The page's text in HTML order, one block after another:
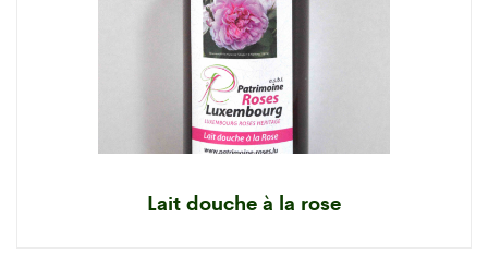
Lait douche à la rose